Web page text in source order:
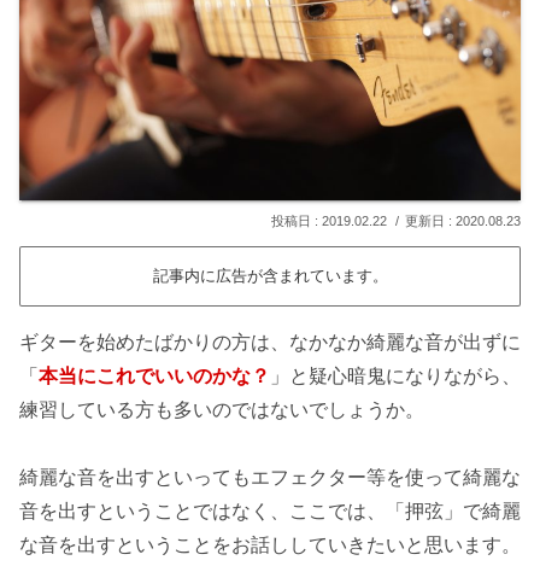
2019.02.22 2020.08.23
記事内に広告が含まれています。
ギターを始めたばかりの方は、なかなか綺麗な音が出ずに
「 本当にこれでいいのかな？ 」と疑心暗鬼になりながら、
練習している方も多いのではないでしょうか。
綺麗な音を出すといってもエフェクター等を使って綺麗な
音を出すということではなく、ここでは、「押弦」で綺麗
な音を出すということをお話ししていきたいと思います。